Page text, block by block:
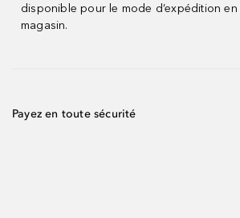
disponible pour le mode d’expédition en
magasin.
Payez en toute sécurité